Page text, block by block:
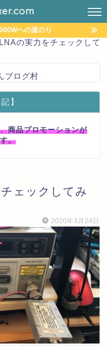
への道のり
の実力をチェックして
ブログ村
】
商品プロモーションが
。
ェックしてみ
2020年3月24日